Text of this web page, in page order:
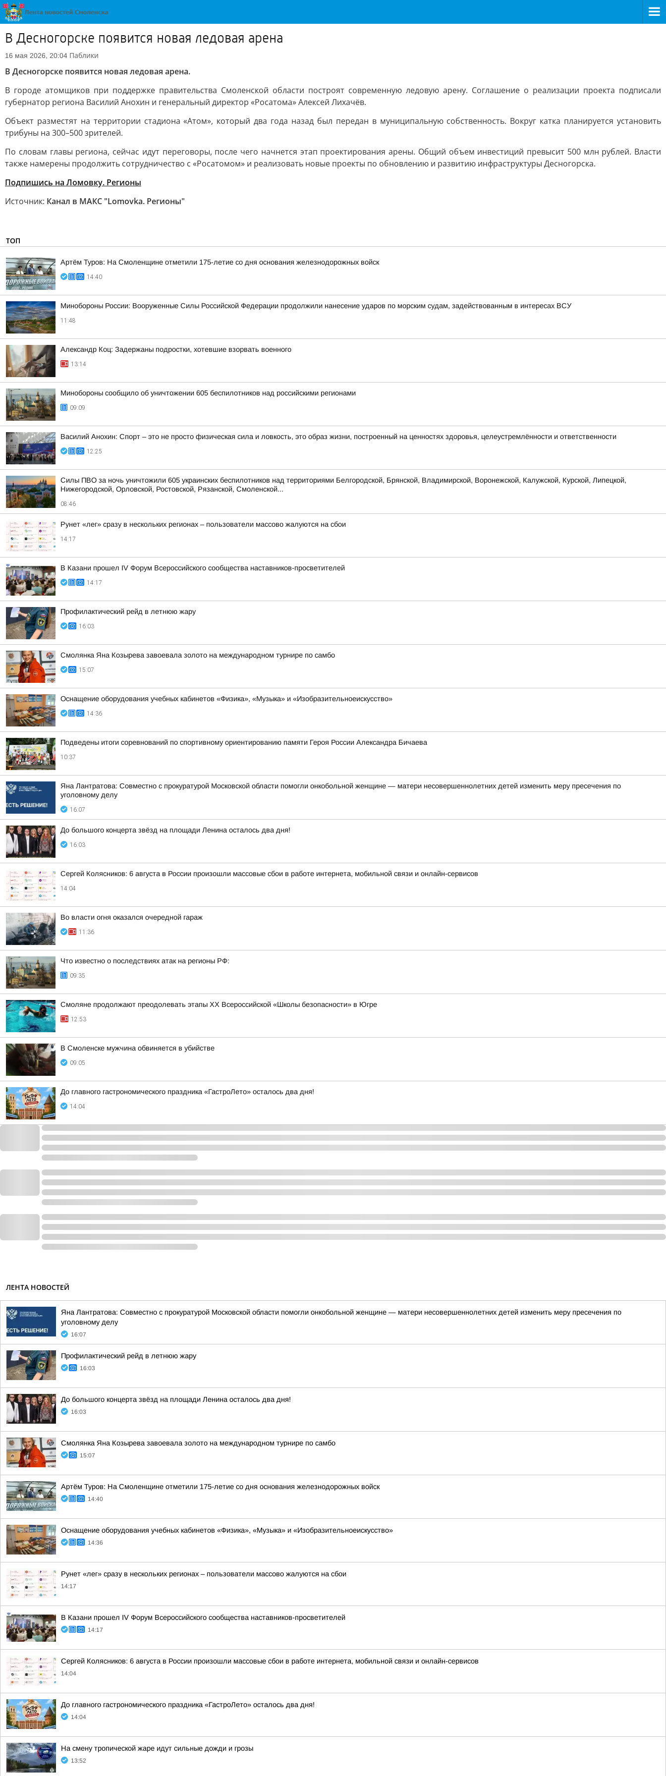
В Десногорске появится новая ледовая арена
16 мая 2026, 20:04 Паблики
В Десногорске появится новая ледовая арена.
В городе атомщиков при поддержке правительства Смоленской области построят современную ледовую арену. Соглашение о реализации проекта подписали
губернатор региона Василий Анохин и генеральный директор «Росатома» Алексей Лихачёв.
Объект разместят на территории стадиона «Атом», который два года назад был передан в муниципальную собственность. Вокруг катка планируется установить
трибуны на 300–500 зрителей.
По словам главы региона, сейчас идут переговоры, после чего начнется этап проектирования арены. Общий объем инвестиций превысит 500 млн рублей. Власти
также намерены продолжить сотрудничество с «Росатомом» и реализовать новые проекты по обновлению и развитию инфраструктуры Десногорска.
Подпишись на Ломовку. Регионы
Источник: Канал в МАКС "Lomovka. Регионы"
ТОП
Артём Туров: На Смоленщине отметили 175-летие со дня основания железнодорожных войск
14:40
Минобороны России: Вооруженные Силы Российской Федерации продолжили нанесение ударов по морским судам, задействованным в интересах ВСУ
11:48
Александр Коц: Задержаны подростки, хотевшие взорвать военного
13:14
Минобороны сообщило об уничтожении 605 беспилотников над российскими регионами
09:09
Василий Анохин: Спорт – это не просто физическая сила и ловкость, это образ жизни, построенный на ценностях здоровья, целеустремлённости и ответственности
12:25
Силы ПВО за ночь уничтожили 605 украинских беспилотников над территориями Белгородской, Брянской, Владимирской, Воронежской, Калужской, Курской, Липецкой,
Нижегородской, Орловской, Ростовской, Рязанской, Смоленской...
08:46
Рунет «лег» сразу в нескольких регионах – пользователи массово жалуются на сбои
14:17
В Казани прошел IV Форум Всероссийского сообщества наставников-просветителей
14:17
Профилактический рейд в летнюю жару
16:03
Смолянка Яна Козырева завоевала золото на международном турнире по самбо
15:07
Оснащение оборудования учебных кабинетов «Физика», «Музыка» и «Изобразительноеискусство»
14:36
Подведены итоги соревнований по спортивному ориентированию памяти Героя России Александра Бичаева
10:37
Яна Лантратова: Совместно с прокуратурой Московской области помогли онкобольной женщине — матери несовершеннолетних детей изменить меру пресечения по
уголовному делу
16:07
До большого концерта звёзд на площади Ленина осталось два дня!
16:03
Сергей Колясников: 6 августа в России произошли массовые сбои в работе интернета, мобильной связи и онлайн-сервисов
14:04
Во власти огня оказался очередной гараж
11:36
Что известно о последствиях атак на регионы РФ:
09:35
Смоляне продолжают преодолевать этапы XX Всероссийской «Школы безопасности» в Югре
12:53
В Смоленске мужчина обвиняется в убийстве
09:05
До главного гастрономического праздника «ГастроЛето» осталось два дня!
14:04
ЛЕНТА НОВОСТЕЙ
Яна Лантратова: Совместно с прокуратурой Московской области помогли онкобольной женщине — матери несовершеннолетних детей изменить меру пресечения по
уголовному делу
16:07
Профилактический рейд в летнюю жару
16:03
До большого концерта звёзд на площади Ленина осталось два дня!
16:03
Смолянка Яна Козырева завоевала золото на международном турнире по самбо
15:07
Артём Туров: На Смоленщине отметили 175-летие со дня основания железнодорожных войск
14:40
Оснащение оборудования учебных кабинетов «Физика», «Музыка» и «Изобразительноеискусство»
14:36
Рунет «лег» сразу в нескольких регионах – пользователи массово жалуются на сбои
14:17
В Казани прошел IV Форум Всероссийского сообщества наставников-просветителей
14:17
Сергей Колясников: 6 августа в России произошли массовые сбои в работе интернета, мобильной связи и онлайн-сервисов
14:04
До главного гастрономического праздника «ГастроЛето» осталось два дня!
14:04
На смену тропической жаре идут сильные дожди и грозы
13:52